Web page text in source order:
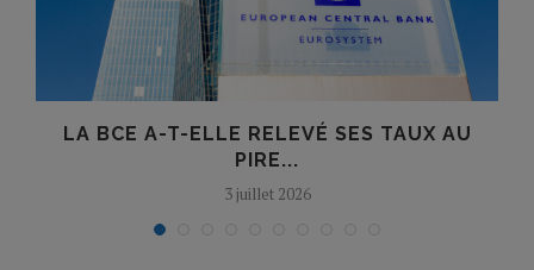
LA BCE A-T-ELLE RELEVÉ SES TAUX AU
PIRE...
3 juillet 2026